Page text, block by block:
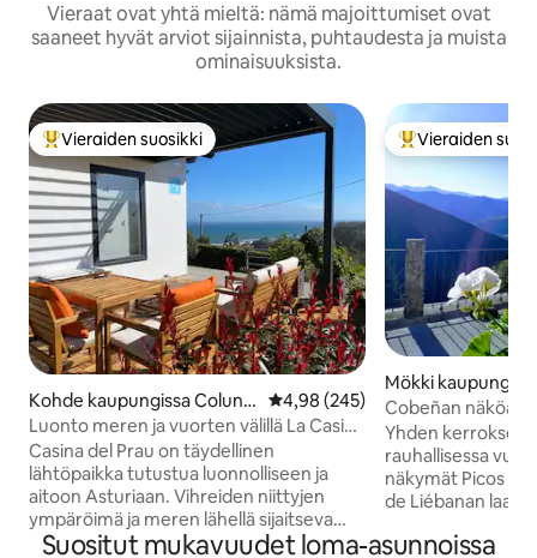
Vieraat ovat yhtä mieltä: nämä majoittumiset ovat
saaneet hyvät arviot sijainnista, puhtaudesta ja muista
ominaisuuksista.
Vieraiden suosikkien parhaimmistoa
Vieraiden suosikki
Kohde kaupungissa Colung
a
Keskimääräinen arvio 4,98/5,
4,98 (245)
Luonto meren ja vuorten välillä La Casina
del Prau
Casina del Prau on täydellinen
lähtöpaikka tutustua luonnolliseen ja
aitoon Asturiaan. Vihreiden niittyjen
ympäröimä ja meren lähellä sijaitseva
kohde on ihanteellinen patikoinnin,
Vieraiden
Vieraiden
Mökki
Cobeñan
tunnelma
Yhden kerroksen
rauhallisessa
näkymät Picos de
de Liébanan
luontoon. Potes,
Suositut mukavuudet loma-asunnoissa